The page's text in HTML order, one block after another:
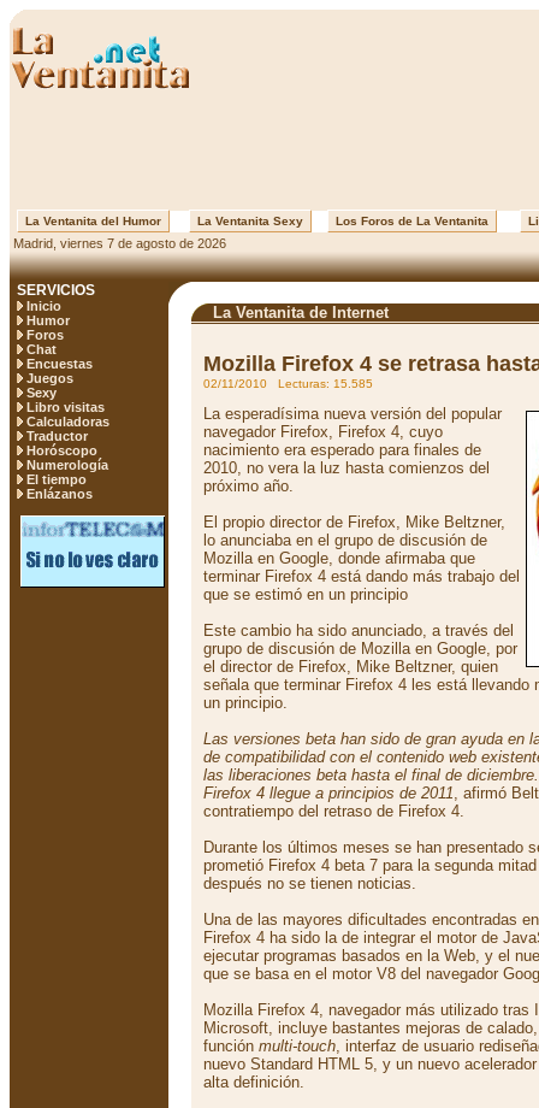
La Ventanita del Humor La Ventanita Sexy Los Foros de La Ventanita
Madrid, viernes 7 de agosto de 2026
SERVICIOS
Inicio
Humor
Foros
Chat
Encuestas
Juegos
Sexy
Libro visitas
Calculadoras
Traductor
Horóscopo
Numerología
El tiempo
Enlázanos
La Ventanita de Internet
Mozilla Firefox 4 se retrasa
02/11/2010 Lecturas: 15.585
La esperadísima nueva versión del popular
navegador Firefox, Firefox 4, cuyo
nacimiento era esperado para finales de
2010, no vera la luz hasta comienzos del
próximo año.
El propio director de Firefox, Mike Beltzner,
lo anunciaba en el grupo de discusión de
Mozilla en Google, donde afirmaba que
terminar Firefox 4 está dando más trabajo del
que se estimó en un principio
Este cambio ha sido anunciado, a través del
grupo de discusión de Mozilla en Google, por
el director de Firefox, Mike Beltzner, quien
señala que terminar Firefox 4 les está llevando
un principio.
Las versiones beta han sido de gran ayuda en
de compatibilidad con el contenido web
las liberaciones beta hasta el final de
Firefox 4 llegue a principios de 2011, afirmó
contratiempo del retraso de Firefox 4.
Durante los últimos meses se han presentado
prometió Firefox 4 beta 7 para la segunda
después no se tienen noticias.
Una de las mayores dificultades encontradas
Firefox 4 ha sido la de integrar el motor de
ejecutar programas basados en la Web, y el
que se basa en el motor V8 del navegador
Mozilla Firefox 4, navegador más utilizado tras
Microsoft, incluye bastantes mejoras de
función multi-touch, interfaz de usuario
nuevo Standard HTML 5, y un nuevo
alta definición.